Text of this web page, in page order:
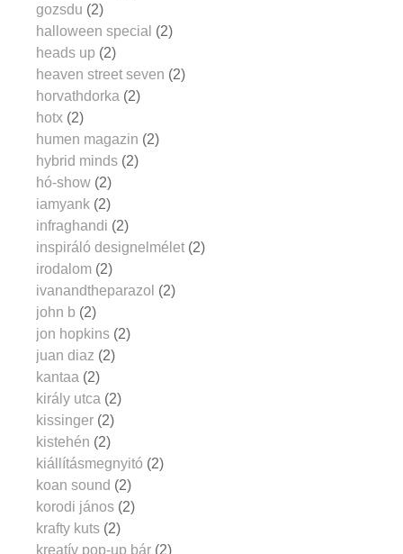
gozsdu (2)
halloween special (2)
heads up (2)
heaven street seven (2)
horvathdorka (2)
hotx (2)
humen magazin (2)
hybrid minds (2)
hó-show (2)
iamyank (2)
infraghandi (2)
inspiráló designelmélet (2)
irodalom (2)
ivanandtheparazol (2)
john b (2)
jon hopkins (2)
juan diaz (2)
kantaa (2)
király utca (2)
kissinger (2)
kistehén (2)
kiállításmegnyitó (2)
koan sound (2)
korodi jános (2)
krafty kuts (2)
kreatív pop-up bár (2)